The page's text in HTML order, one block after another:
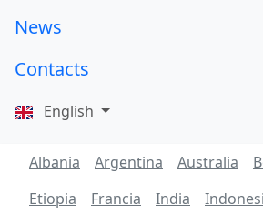
News
Contacts
English
Albania Argentina Australia
Etiopia
Francia India